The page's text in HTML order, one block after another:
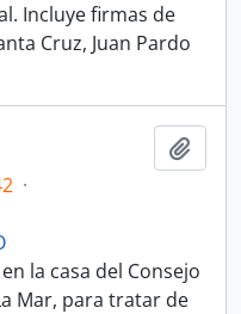
Incluye firmas de
Cruz, Juan Pardo
·
la casa del Consejo
Mar, para tratar de